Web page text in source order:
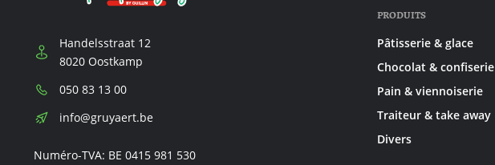
Handelsstraat 12
8020 Oostkamp
Téléphone:
050 83 13 00
E-
info@gruyaert.be
Numéro-TVA: BE 0415 981 530
PRODUITS
Pâtisserie & glace
Chocolat & confiserie
Pain & viennoiserie
Traiteur & take away
Divers